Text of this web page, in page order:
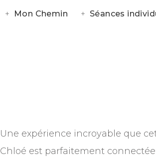
Mon Chemin Séances
Une expérience incroyable que
Chloé est parfaitement